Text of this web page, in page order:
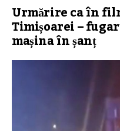
Urmărire ca în
Timișoarei –
mașina în șanț